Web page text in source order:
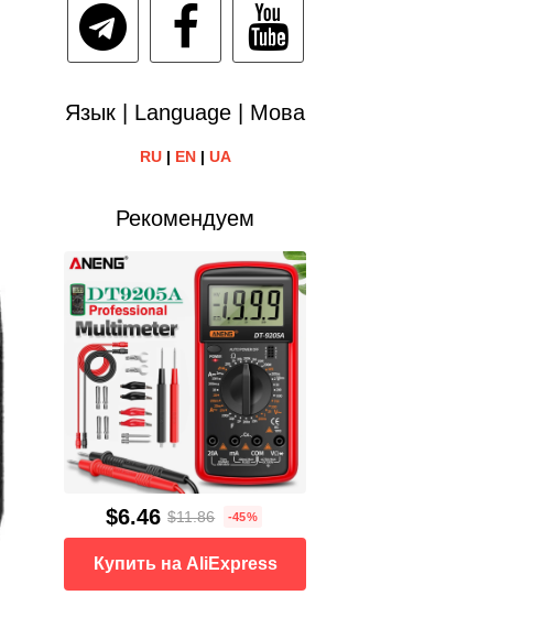
Язык | Language | Мова
RU| EN| UA
Рекомендуем
$6.46 $11.86 -45%
Купить на AliExpress